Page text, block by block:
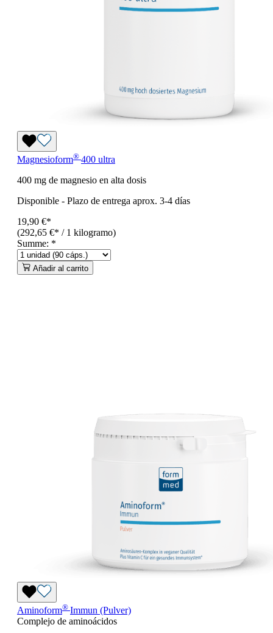
Magnesioform® 400 ultra
400 mg de magnesio en alta dosis
Disponible - Plazo de entrega aprox. 3-4 días
19,90 €*
(292,65 €* / 1 kilogramo)
Summe: *
Añadir al carrito
Aminoform® Immun (Pulver)
Complejo de aminoácidos